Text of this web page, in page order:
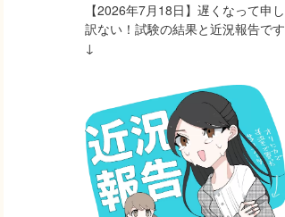
【2026年7月18日】遅くなって申し
訳ない！試験の結果と近況報告です
↓